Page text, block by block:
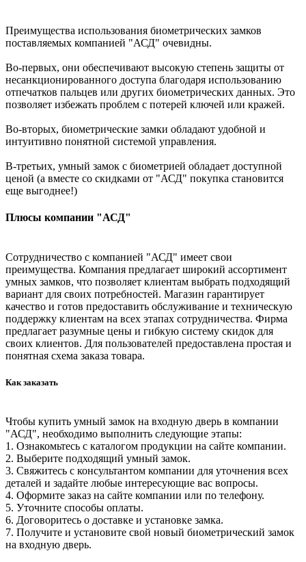
Преимущества использования биометрических замков
поставляемых компанией "АСД" очевидны.
Во-первых, они обеспечивают высокую степень защиты от
несанкционированного доступа благодаря использованию
отпечатков пальцев или других биометрических данных. Это
позволяет избежать проблем с потерей ключей или кражей.
Во-вторых, биометрические замки обладают удобной и
интуитивно понятной системой управления.
В-третьих, умный замок с биометрией обладает доступной
ценой (а вместе со скидками от "АСД" покупка становится
еще выгоднее!)
Плюсы компании "АСД"
Сотрудничество с компанией "АСД" имеет свои
преимущества. Компания предлагает широкий ассортимент
умных замков, что позволяет клиентам выбрать подходящий
вариант для своих потребностей. Магазин гарантирует
качество и готов предоставить обслуживание и техническую
поддержку клиентам на всех этапах сотрудничества. Фирма
предлагает разумные цены и гибкую систему скидок для
своих клиентов. Для пользователей предоставлена простая и
понятная схема заказа товара.
Как заказать
Чтобы купить умный замок на входную дверь в компании
"АСД", необходимо выполнить следующие этапы:
1. Ознакомьтесь с каталогом продукции на сайте компании.
2. Выберите подходящий умный замок.
3. Свяжитесь с консультантом компании для уточнения всех
деталей и задайте любые интересующие вас вопросы.
4. Оформите заказ на сайте компании или по телефону.
5. Уточните способы оплаты.
6. Договоритесь о доставке и установке замка.
7. Получите и установите свой новый биометрический замок
на входную дверь.